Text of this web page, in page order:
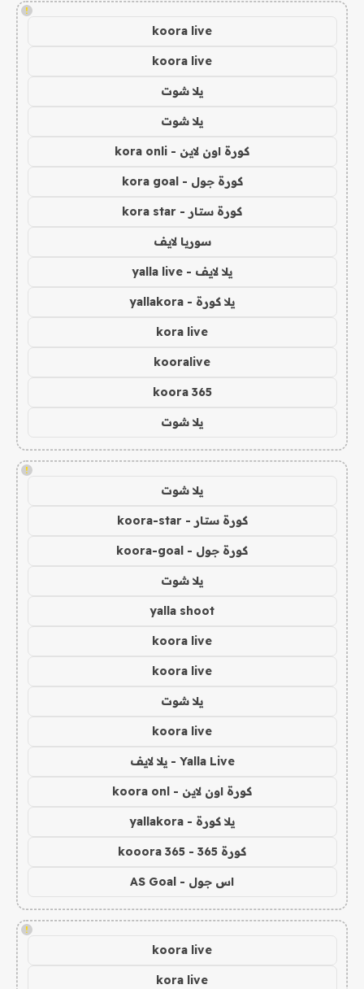
!
koora live
koora live
يلا شوت
يلا شوت
كورة اون لاين - kora onli
كورة جول - kora goal
كورة ستار - kora star
سوريا لايف
يلا لايف - yalla live
يلا كورة - yallakora
kora live
kooralive
koora 365
يلا شوت
!
يلا شوت
كورة ستار - koora-star
كورة جول - koora-goal
يلا شوت
yalla shoot
koora live
koora live
يلا شوت
koora live
Yalla Live - يلا لايف
كورة اون لاين - koora onl
يلا كورة - yallakora
كورة 365 - kooora 365
اس جول - AS Goal
!
koora live
kora live